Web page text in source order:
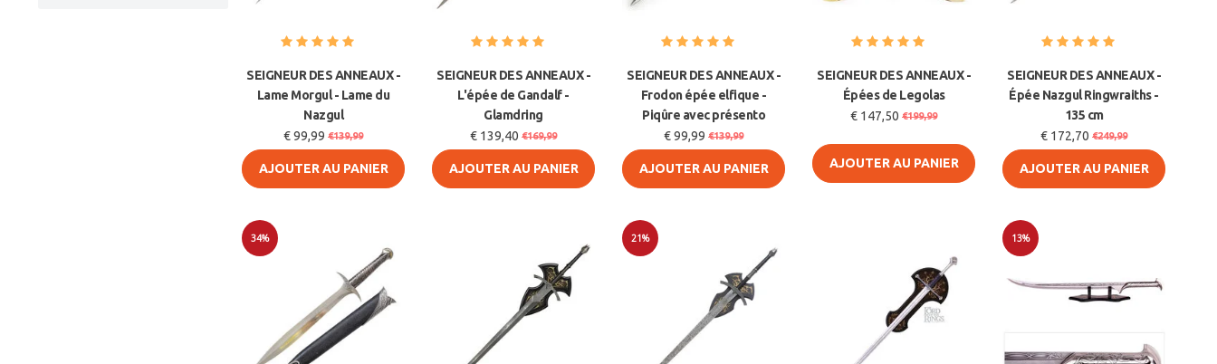
SEIGNEUR DES ANNEAUX -
Lame Morgul - Lame du
Nazgul
€ 99,99 €139,99
AJOUTER AU PANIER
SEIGNEUR DES ANNEAUX -
L'épée de Gandalf -
Glamdring
€ 139,40 €169,99
AJOUTER AU PANIER
SEIGNEUR DES ANNEAUX -
Frodon épée elfique -
Piqûre avec présento
€ 99,99 €139,99
AJOUTER AU PANIER
SEIGNEUR DES ANNEAUX -
Épées de Legolas
€ 147,50 €199,99
AJOUTER AU PANIER
SEIGNEUR DES ANNEAUX -
Épée Nazgul Ringwraiths -
135 cm
€ 172,70 €249,99
AJOUTER AU PANIER
34% 21% 13%